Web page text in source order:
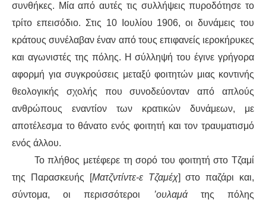
συνθήκες. Μία από αυτές τις συλλήψεις πυροδότησε το
τρίτο επεισόδιο. Στις 10 Ιουλίου 1906, οι δυνάμεις του
κράτους συνέλαβαν έναν από τους επιφανείς ιεροκήρυκες
και αγωνιστές της πόλης. Η σύλληψή του έγινε γρήγορα
αφορμή για συγκρούσεις μεταξύ φοιτητών μιας κοντινής
θεολογικής σχολής που συνοδεύονταν από απλούς
ανθρώπους εναντίον των κρατικών δυνάμεων, με
αποτέλεσμα το θάνατο ενός φοιτητή και τον τραυματισμό
ενός άλλου.
Το πλήθος μετέφερε τη σορό του φοιτητή στο Τζαμί
της Παρασκευής [Ματζντίντε-ε Τζαμέχ] στο παζάρι και,
σύντομα, οι περισσότεροι ’ουλαμάτης πόλης